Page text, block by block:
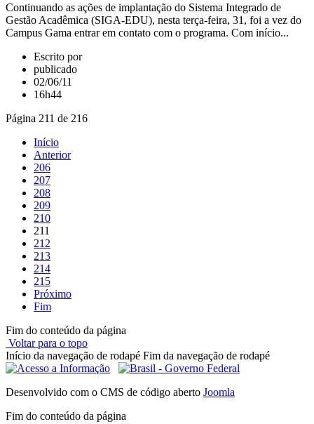
Continuando as ações de implantação do Sistema Integrado de
Gestão Acadêmica (SIGA-EDU), nesta terça-feira, 31, foi a vez do
Campus Gama entrar em contato com o programa. Com início...
Escrito por
publicado
02/06/11
16h44
Página 211 de 216
Início
Anterior
206
207
208
209
210
211
212
213
214
215
Próximo
Fim
Fim do conteúdo da página
Voltar para o topo
Início da navegação de rodapé Fim da navegação de rodapé
Desenvolvido com o CMS de código aberto Joomla
Fim do conteúdo da página